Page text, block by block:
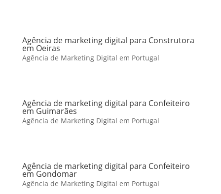
Agência de marketing digital para Construtora
em Oeiras
Agência de Marketing Digital em Portugal
Agência de marketing digital para Confeiteiro
em Guimarães
Agência de Marketing Digital em Portugal
Agência de marketing digital para Confeiteiro
em Gondomar
Agência de Marketing Digital em Portugal